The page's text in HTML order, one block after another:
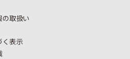
の取扱い
く表示